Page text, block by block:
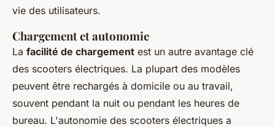
vie des utilisateurs.
Chargement et autonomie
La facilité de chargement est un autre avantage clé
des scooters électriques. La plupart des modèles
peuvent être rechargés à domicile ou au travail,
souvent pendant la nuit ou pendant les heures de
bureau. L'autonomie des scooters électriques a